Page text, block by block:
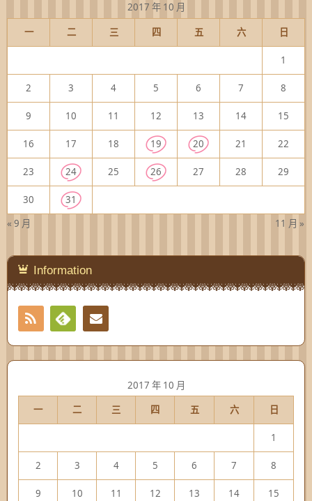
2017 年 10 月
一
二 三 四 五 六 日
« 9 月 11 月 »
1
2 3 4 5 6 7 8
9 10 11 12 13 14 15
16 17 18 19 20 21 22
23 24 25 26 27 28 29
30 31
Information
RSS
Feedly
2017 年 10 月
一
二 三 四 五 六 日
1
2 3 4 5 6 7 8
9 10 11 12 13 14 15